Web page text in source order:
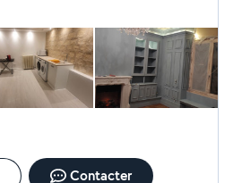
Contacter